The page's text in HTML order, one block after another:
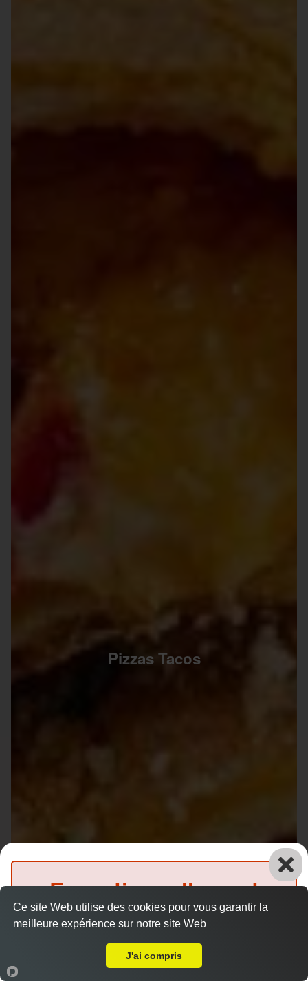
Pizzas Tacos
Accueil Panier Compte
Exceptionnellement
fermé
(Précommande possible)
Ce site Web utilise des cookies pour vous garantir la
meilleure expérience sur notre site Web
J'ai compris